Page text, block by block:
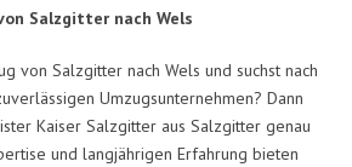
Salzgitter nach Wels
von Salzgitter nach Wels und suchst nach
Umzugsunternehmen? Dann
Kaiser Salzgitter aus Salzgitter genau
und langjährigen Erfahrung bieten